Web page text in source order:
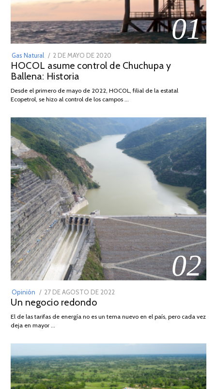
01
Gas Natural
POSTED
ON
2 DE MAYO DE 2020
DE
2026
HOCOL asume control de Chuchupa y
Ballena: Historia
Desde el primero de mayo de 2022, HOCOL, filial de la estatal
Ecopetrol, se hizo al control de los campos …
02
Opinión
POSTED
ON
27 DE AGOSTO DE 2022
DE
Un negocio redondo
El de las tarifas de energía no es un tema nuevo en el país, pero cada vez
deja en mayor …